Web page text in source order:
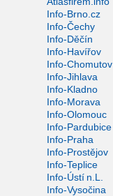
Info-Brno.cz
Info-Čechy
Info-Děčín
Info-Havířov
Info-Chomutov
Info-Jihlava
Info-Kladno
Info-Morava
Info-Olomouc
Info-Pardubice
Info-Praha
Info-Prostějov
Info-Teplice
Info-Ústí n.L.
Info-Vysočina